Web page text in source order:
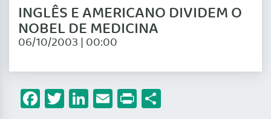
INGLÊS E AMERICANO DIVIDEM O
NOBEL DE MEDICINA
06/10/2003 | 00:00
Facebook
Twitter
LinkedIn
Email
Print